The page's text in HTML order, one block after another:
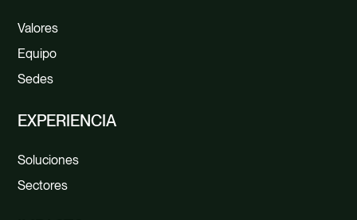
Valores
Equipo
Sedes
EXPERIENCIA
Soluciones
Sectores